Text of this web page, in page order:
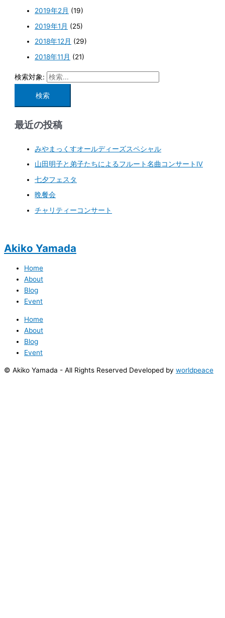
2019年2月 (19)
2019年1月 (25)
2018年12月 (29)
2018年11月 (21)
検索対象:
最近の投稿
みやまっくすオールディーズスペシャル
山田明子と弟子たちによるフルート名曲コンサートⅣ
七夕フェスタ
晩餐会
チャリティーコンサート
Akiko Yamada
Home
About
Blog
Event
Home
About
Blog
Event
© Akiko Yamada - All Rights Reserved Developed by worldpeace